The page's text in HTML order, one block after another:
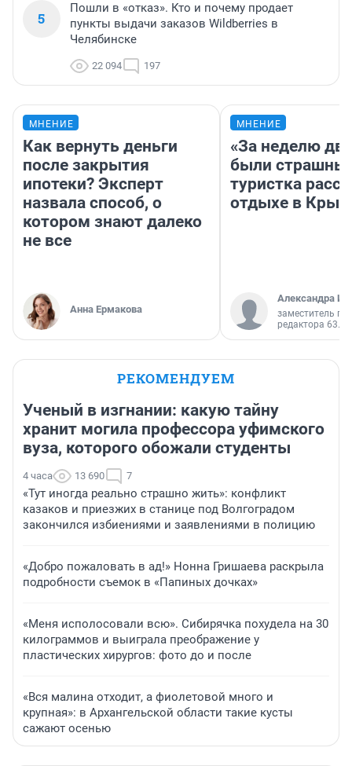
5
Пошли в «отказ». Кто и почему продает
пункты выдачи заказов Wildberries в
Челябинске
22 094 197
МНЕНИЕ
Как вернуть деньги
после закрытия
ипотеки? Эксперт
назвала способ, о
котором знают далеко
не все
Анна Ермакова
МНЕНИЕ
«За неделю
были
туристка
отдыхе в
Александра
заместитель
редактора 63.RU
РЕКОМЕНДУЕМ
Ученый в изгнании: какую тайну
хранит могила профессора уфимского
вуза, которого обожали студенты
4 часа 13 690 7
«Тут иногда реально страшно жить»: конфликт
казаков и приезжих в станице под Волгоградом
закончился избиениями и заявлениями в полицию
«Добро пожаловать в ад!» Нонна Гришаева раскрыла
подробности съемок в «Папиных дочках»
«Меня исполосовали всю». Сибирячка похудела на 30
килограммов и выиграла преображение у
пластических хирургов: фото до и после
«Вся малина отходит, а фиолетовой много и
крупная»: в Архангельской области такие кусты
сажают осенью